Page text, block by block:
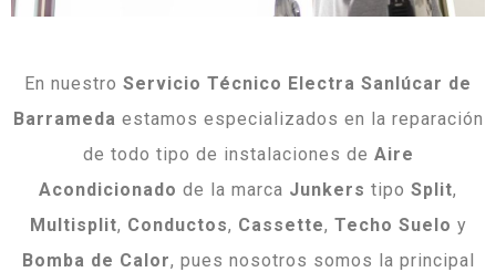
En nuestro Servicio Técnico Electra Sanlúcar de
Barrameda estamos especializados en la reparación
de todo tipo de instalaciones de Aire
Acondicionado de la marca Junkers tipo Split,
Multisplit, Conductos, Cassette, Techo Suelo y
Bomba de Calor, pues nosotros somos la principal